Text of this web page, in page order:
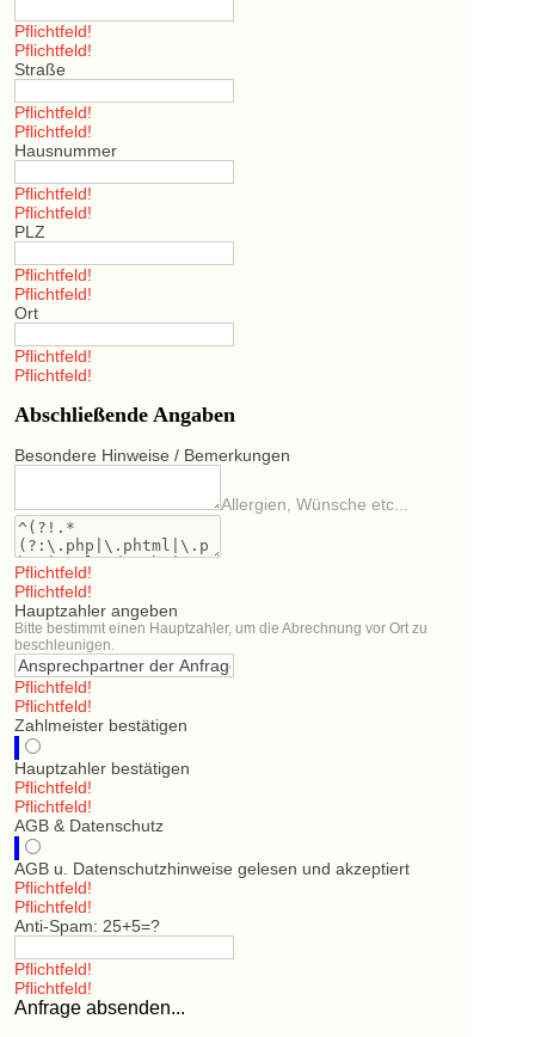
Pflichtfeld!
Pflichtfeld!
Straße
Pflichtfeld!
Pflichtfeld!
Hausnummer
Pflichtfeld!
Pflichtfeld!
PLZ
Pflichtfeld!
Pflichtfeld!
Ort
Pflichtfeld!
Pflichtfeld!
Abschließende Angaben
Besondere Hinweise / Bemerkungen
Allergien, Wünsche etc...
Pflichtfeld!
Pflichtfeld!
Hauptzahler angeben
Bitte bestimmt einen Hauptzahler, um die Abrechnung vor Ort zu
beschleunigen.
Pflichtfeld!
Pflichtfeld!
Zahlmeister bestätigen
Hauptzahler bestätigen
Pflichtfeld!
Pflichtfeld!
AGB & Datenschutz
AGB u. Datenschutzhinweise gelesen und akzeptiert
Pflichtfeld!
Pflichtfeld!
Anti-Spam: 25+5=?
Pflichtfeld!
Pflichtfeld!
Anfrage absenden...